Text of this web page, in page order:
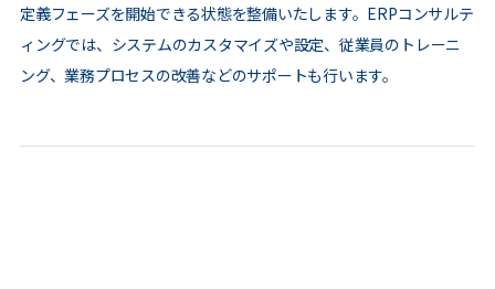
定義フェーズを開始できる状態を整備いたします。ERPコンサルテ
ィングでは、システムのカスタマイズや設定、従業員のトレーニ
ング、業務プロセスの改善などのサポートも行います。